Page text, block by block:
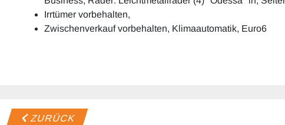
Irrtümer vorbehalten,
Zwischenverkauf vorbehalten, Klimaautomatik, Euro6
ZURÜCK